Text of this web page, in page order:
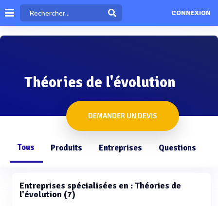
CONNEXION
Théories de l'évolution
DEMANDER UN DEVIS
Tous Produits Entreprises Questions
Entreprises spécialisées en : Théories de
l'évolution (7)